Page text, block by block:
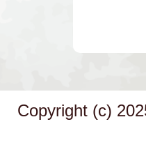
Copyright (c)